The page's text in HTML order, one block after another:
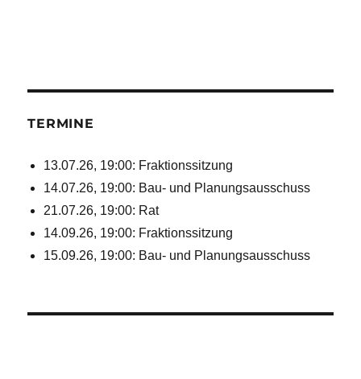
TERMINE
13.07.26, 19:00: Fraktionssitzung
14.07.26, 19:00: Bau- und Planungsausschuss
21.07.26, 19:00: Rat
14.09.26, 19:00: Fraktionssitzung
15.09.26, 19:00: Bau- und Planungsausschuss